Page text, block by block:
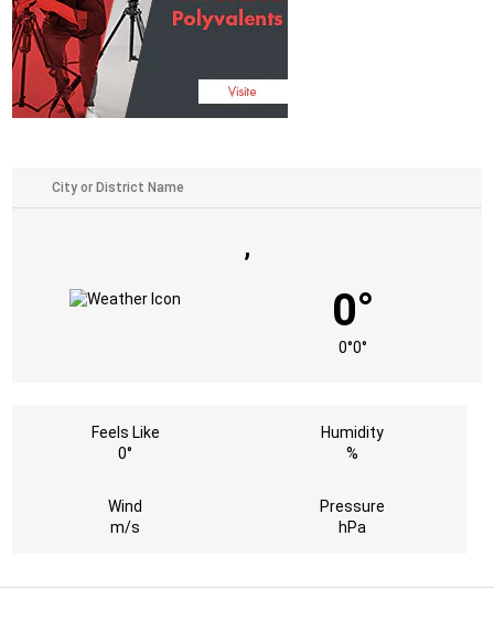
,
0°
0°0°
Feels Like
0°
Humidity
%
Wind
m/s
Pressure
hPa